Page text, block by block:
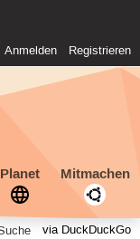
Anmelden Registrieren
Planet Mitmachen
via DuckDuckGo